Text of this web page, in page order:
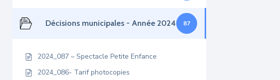
Décisions municipales - Année 2024 87
2024_087 – Spectacle Petite Enfance
2024_086- Tarif photocopies